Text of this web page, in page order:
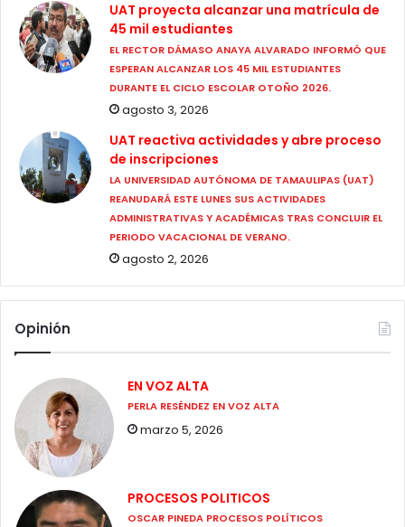
UAT proyecta alcanzar una matrícula de
45 mil estudiantes
EL RECTOR DÁMASO ANAYA ALVARADO INFORMÓ QUE
ESPERAN ALCANZAR LOS 45 MIL ESTUDIANTES
DURANTE EL CICLO ESCOLAR OTOÑO 2026.
agosto 3, 2026
UAT reactiva actividades y abre proceso
de inscripciones
LA UNIVERSIDAD AUTÓNOMA DE TAMAULIPAS (UAT)
REANUDARÁ ESTE LUNES SUS ACTIVIDADES
ADMINISTRATIVAS Y ACADÉMICAS TRAS CONCLUIR EL
PERIODO VACACIONAL DE VERANO.
agosto 2, 2026
Opinión
EN VOZ ALTA
PERLA RESÉNDEZ EN VOZ ALTA
marzo 5, 2026
PROCESOS POLITICOS
OSCAR PINEDA PROCESOS POLÍTICOS